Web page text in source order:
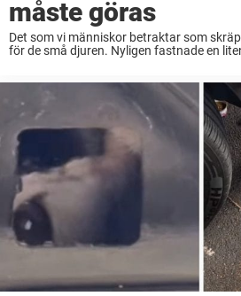
måste göras
Det som vi människor betraktar som
för de små djuren. Nyligen fastnade en